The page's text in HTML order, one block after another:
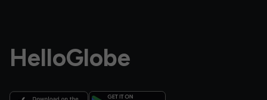
HelloGlobe